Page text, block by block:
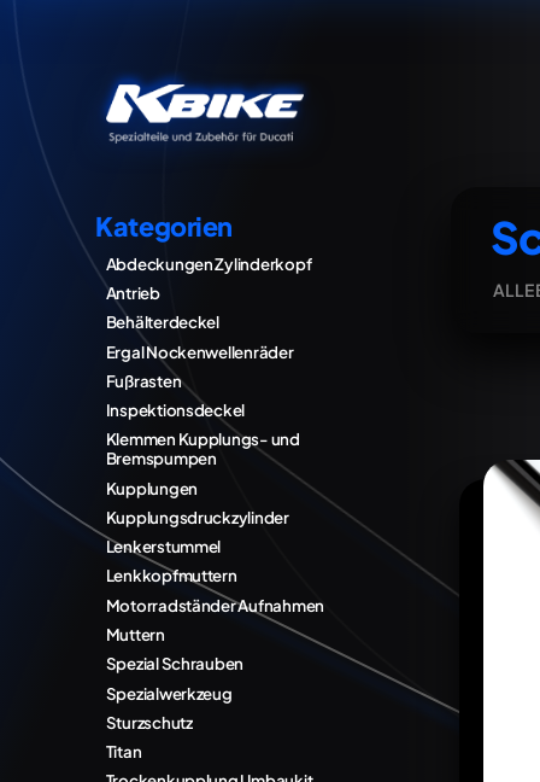
Kategorien
Abdeckungen Zylinderkopf
Antrieb
Behälterdeckel
Ergal Nockenwellenräder
Fußrasten
Inspektionsdeckel
Klemmen Kupplungs- und
Bremspumpen
Kupplungen
Kupplungsdruckzylinder
Lenkerstummel
Lenkkopfmuttern
Motorradständer Aufnahmen
Muttern
Spezial Schrauben
Spezialwerkzeug
Sturzschutz
Titan
ALLE